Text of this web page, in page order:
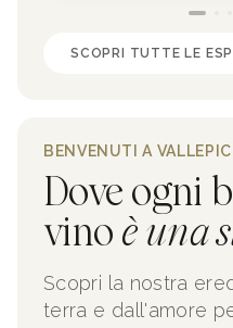
SCOPRI TUTTE LE
BENVENUTI A
Dove ogni
vino è una
Scopri la nostra
terra e dall'amore